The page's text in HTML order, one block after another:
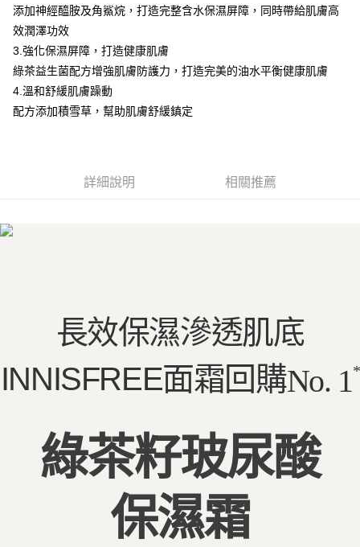
4.訂單成立30分鐘內，如未前往確認交易或遇審核未通過，訂單將自動取
消。如遇「轉專審核」未通過狀況，表示未達大哥付你分期系統評分，恕無
法說明評估內容。
【繳款方式說明】
1.分期款項不併入電信帳單，「大哥付你分期」於每月結算日後寄送繳費提
2.透過簡訊連結打開帳單後，可選擇「超商條碼／台灣大直營門市／銀行轉
帳／街口支付／iPASS MONEY」等通路繳費。
買賣價金債權讓與本公司後，依約使用本公司帳單繳交帳款。
１．簡單：不需註冊會員、不需綁卡、不需儲值。
２．便利：只要手機號碼，簡訊認證，即可結帳。
３．安心：先確認商品／服務後，再付款。
【「AFTEE先享後付」結帳流程】
１．於結帳方式選擇「AFTEE先享後付」後，將跳轉至「AFTEE先享後付」
２．訂單成立數日內，您將收到繳費通知簡訊。
購買商品的店家。未經商家同意取消之訂單仍視為有效，需透過AFTEE先享
後付繳納相關費用。
２．關於個人資料處理事宜，請瀏覽以下網址：
https://aftee.tw/terms/#terms3
３．未成年的使用者請事先徵得法定代理人或監護人之同意方可使用
「AFTEE先享後付」，若未經同意申辦者引起之損失，本公司不負相關責
任。
４．使用「AFTEE先享後付」時，將依據個別帳號之用戶狀況，依本公司即
５．嚴禁一人註冊多個帳號或使用他人資訊註冊。若發現惡意使用之情形，
恩沛科技股份有限公司將有權停止該用戶之使用額度並採取法律行動。
運送方式
付款後全家取貨
每筆NT$70，滿NT$899(含以上)免運費
付款後7-11取貨
每筆NT$100，滿NT$1,000(含以上)免運費
添加神經醯胺及角鯊烷，打造完整含水保濕屏障，同時帶給肌膚高
效潤澤功效
3.強化保濕屏障，打造健康肌膚
綠茶益生菌配方增強肌膚防護力，打造完美的油水平衡健康肌膚
4.溫和舒緩肌膚躁動
配方添加積雪草，幫助肌膚舒緩鎮定
詳細說明 相關推薦
長效保濕滲透肌底
INNISFREE面霜回購No. 1*
綠茶籽玻尿酸
保濕霜